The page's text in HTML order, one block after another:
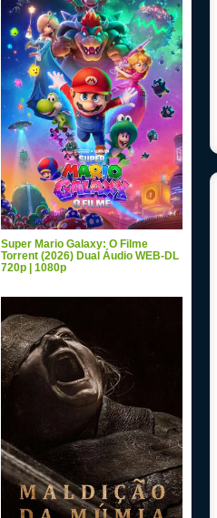
Super Mario Galaxy: O Filme
Torrent (2026) Dual Áudio WEB-DL
720p | 1080p